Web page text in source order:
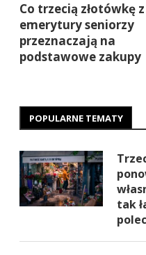
Co trzecią złotówkę z
emerytury seniorzy
przeznaczają na
podstawowe zakupy
POPULARNE TEMATY
tak